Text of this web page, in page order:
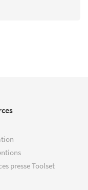
presse Toolset